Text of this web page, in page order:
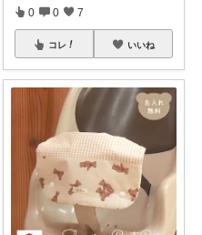
0 0 7
コレ いいね